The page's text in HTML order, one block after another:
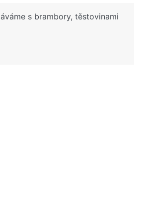
s brambory, těstovinami